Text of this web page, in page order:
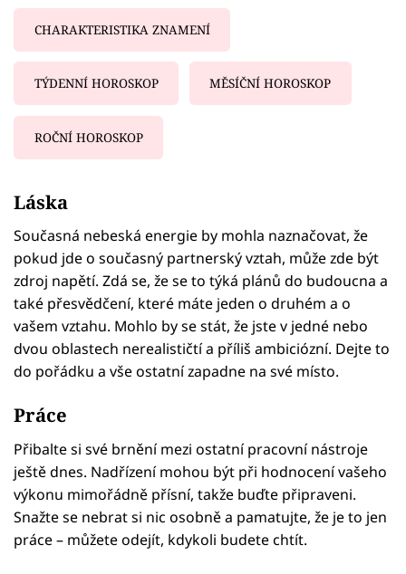
CHARAKTERISTIKA ZNAMENÍ
TÝDENNÍ HOROSKOP MĚSÍČNÍ HOROSKOP
ROČNÍ HOROSKOP
Láska
Současná nebeská energie by mohla naznačovat, že
pokud jde o současný partnerský vztah, může zde být
zdroj napětí. Zdá se, že se to týká plánů do budoucna a
také přesvědčení, které máte jeden o druhém a o
vašem vztahu. Mohlo by se stát, že jste v jedné nebo
dvou oblastech nerealističtí a příliš ambiciózní. Dejte to
do pořádku a vše ostatní zapadne na své místo.
Práce
Přibalte si své brnění mezi ostatní pracovní nástroje
ještě dnes. Nadřízení mohou být při hodnocení vašeho
výkonu mimořádně přísní, takže buďte připraveni.
Snažte se nebrat si nic osobně a pamatujte, že je to jen
práce – můžete odejít, kdykoli budete chtít.